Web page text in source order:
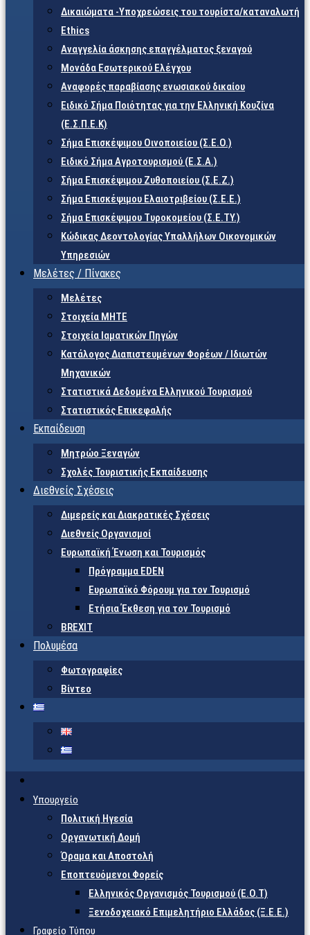
Δικαιώματα -Υποχρεώσεις του τουρίστα/καταναλωτή
Ethics
Αναγγελία άσκησης επαγγέλματος ξεναγού
Μονάδα Εσωτερικού Ελέγχου
Αναφορές παραβίασης ενωσιακού δικαίου
Ειδικό Σήμα Ποιότητας για την Ελληνική Κουζίνα
(Ε.Σ.Π.Ε.Κ)
Σήμα Επισκέψιμου Οινοποιείου (Σ.Ε.Ο.)
Ειδικό Σήμα Αγροτουρισμού (Ε.Σ.Α.)
Σήμα Επισκέψιμου Ζυθοποιείου (Σ.Ε.Ζ.)
Σήμα Επισκέψιμου Ελαιοτριβείου (Σ.Ε.Ε.)
Σήμα Επισκέψιμου Τυροκομείου (Σ.Ε.TY.)
Κώδικας Δεοντολογίας Υπαλλήλων Οικονομικών
Υπηρεσιών
Μελέτες / Πίνακες
Μελέτες
Στοιχεία ΜΗΤΕ
Στοιχεία Ιαματικών Πηγών
Κατάλογος Διαπιστευμένων Φορέων / Ιδιωτών
Μηχανικών
Στατιστικά Δεδομένα Ελληνικού Τουρισμού
Στατιστικός Επικεφαλής
Εκπαίδευση
Μητρώο Ξεναγών
Σχολές Τουριστικής Εκπαίδευσης
Διεθνείς Σχέσεις
Διμερείς και Διακρατικές Σχέσεις
Διεθνείς Οργανισμοί
Ευρωπαϊκή Ένωση και Τουρισμός
Πρόγραμμα EDEN
Ευρωπαϊκό Φόρουμ για τον Τουρισμό
Ετήσια Έκθεση για τον Τουρισμό
BREXIT
Πολυμέσα
Φωτογραφίες
Βίντεο
Υπουργείο
Πολιτική Ηγεσία
Οργανωτική Δομή
Όραμα και Αποστολή
Εποπτευόμενοι Φορείς
Eλληνικός Οργανισμός Τουρισμού (Ε.Ο.Τ)
Ξενοδοχειακό Επιμελητήριο Ελλάδος (Ξ.Ε.Ε.)
Γραφείο Τύπου